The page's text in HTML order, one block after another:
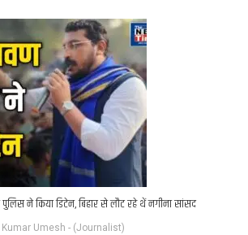
ने किया डिटेन, बिहार से लौट रहे थें नगीना सांसद
Kumar Umesh - (Journalist)